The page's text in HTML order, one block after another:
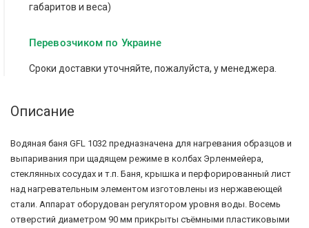
габаритов и веса)
Перевозчиком по Украине
Сроки доставки уточняйте, пожалуйста, у менеджера.
Описание
Водяная баня GFL 1032 предназначена для нагревания образцов и
выпаривания при щадящем режиме в колбах Эрленмейера,
стеклянных сосудах и т.п. Баня, крышка и перфорированный лист
над нагревательным элементом изготовлены из нержавеющей
стали. Аппарат оборудован регулятором уровня воды. Восемь
отверстий диаметром 90 мм прикрыты съёмными пластиковыми